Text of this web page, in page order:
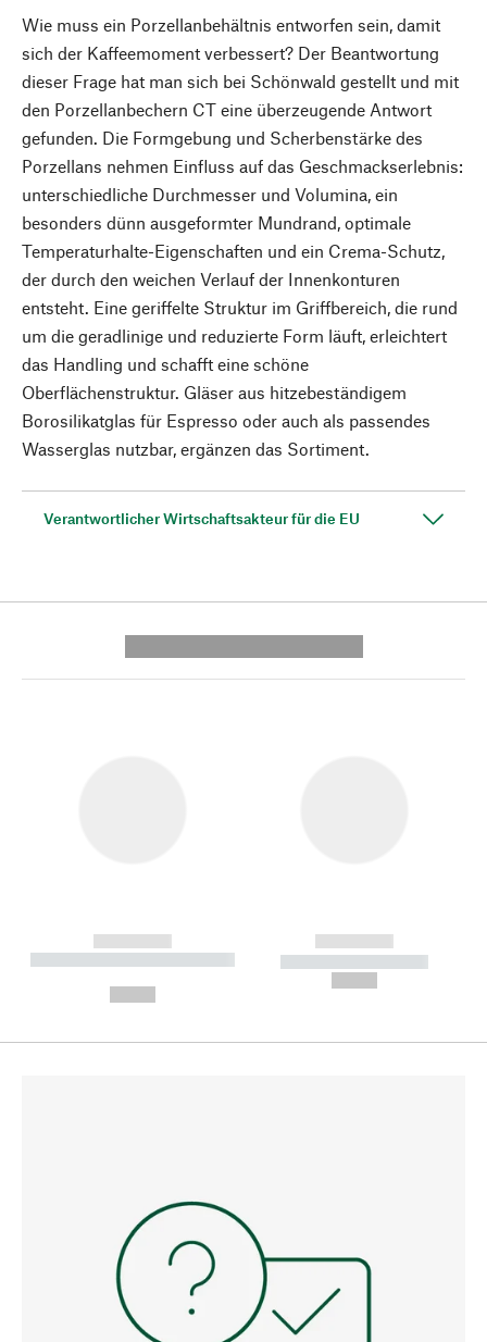
Wie muss ein Porzellanbehältnis entworfen sein, damit
sich der Kaffeemoment verbessert? Der Beantwortung
dieser Frage hat man sich bei Schönwald gestellt und mit
den Porzellanbechern CT eine überzeugende Antwort
gefunden. Die Formgebung und Scherbenstärke des
Porzellans nehmen Einfluss auf das Geschmackserlebnis:
unterschiedliche Durchmesser und Volumina, ein
besonders dünn ausgeformter Mundrand, optimale
Temperaturhalte-Eigenschaften und ein Crema-Schutz,
der durch den weichen Verlauf der Innenkonturen
entsteht. Eine geriffelte Struktur im Griffbereich, die rund
um die geradlinige und reduzierte Form läuft, erleichtert
das Handling und schafft eine schöne
Oberflächenstruktur. Gläser aus hitzebeständigem
Borosilikatglas für Espresso oder auch als passendes
Wasserglas nutzbar, ergänzen das Sortiment.
Verantwortlicher Wirtschaftsakteur für die EU
------------
----------- ----------- --------
------------
----------- -----------